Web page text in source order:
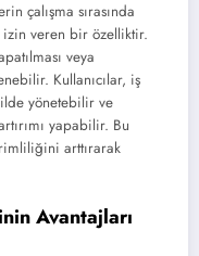
çalışma sırasında
izin veren bir özelliktir.
veya
Kullanıcılar, iş
yönetebilir ve
yapabilir. Bu
arttırarak
Avantajları